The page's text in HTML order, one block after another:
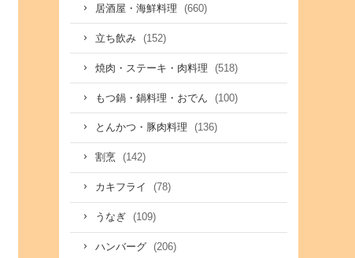
居酒屋・海鮮料理 (660)
立ち飲み (152)
焼肉・ステーキ・肉料理 (518)
もつ鍋・鍋料理・おでん (100)
とんかつ・豚肉料理 (136)
割烹 (142)
カキフライ (78)
うなぎ (109)
ハンバーグ (206)